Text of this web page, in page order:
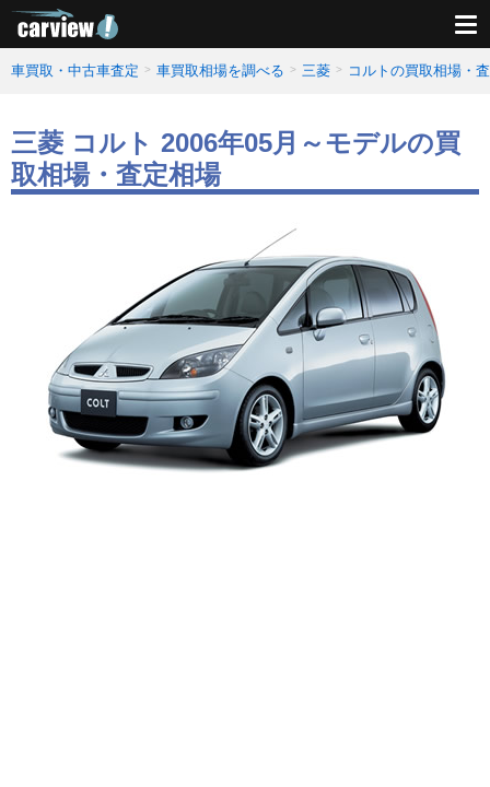
車買取・中古車査定 車買取相場を調べる 三菱 コルトの買取相場・
三菱 コルト 2006年05月～モデルの買
取相場・査定相場